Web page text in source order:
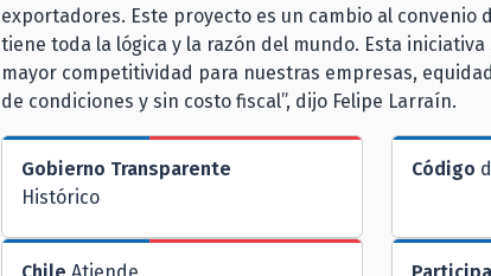
exportadores. Este proyecto es un cambio al convenio
tiene toda la lógica y la razón del mundo. Esta
mayor competitividad para nuestras empresas,
de condiciones y sin costo fiscal”, dijo Felipe Larraín.
Gobierno Transparente
Histórico
Código
Chile Atiende